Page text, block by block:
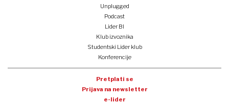
Unplugged
Podcast
Lider BI
Klub izvoznika
Studentski Lider klub
Konferencije
Pretplati se
Prijava na newsletter
e-lider